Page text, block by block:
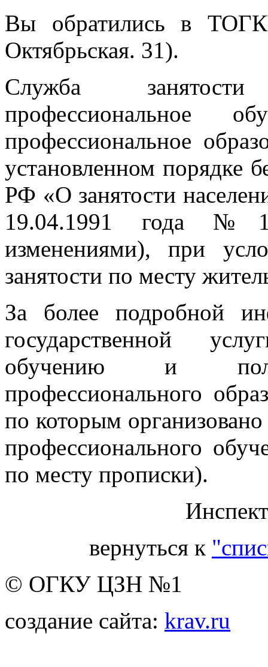
Вы обратились в
Октябрьская. 31).
Служба
профессиональное
профессиональное
установленном порядке
РФ «О занятости
19.04.1991 года
изменениями), при
занятости по месту
За более подробной
государственной
обучению и
профессионального
по которым
профессионального
по месту прописки).
вернуться к
© ОГКУ ЦЗН №1
создание сайта: krav.ru